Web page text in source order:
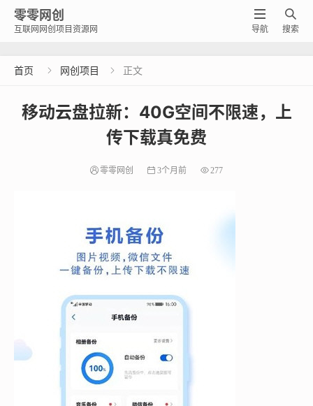
零零网创
互联网网创项目资源网

搜索

导航
首页  网创项目  正文
移动云盘拉新：40G空间不限速，上
传下载真免费
零零网创 3个月前 277